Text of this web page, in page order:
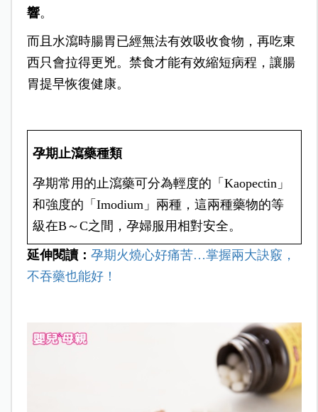
響。
而且水瀉時腸胃已經無法有效吸收食物，再吃東
西只會拉得更兇。禁食才能有效縮短病程，讓腸
胃提早恢復健康。
孕期止瀉藥種類
孕期常用的止瀉藥可分為輕度的「Kaopectin」
和強度的「Imodium」兩種，這兩種藥物的等
級在B～C之間，孕婦服用相對安全。
延伸閱讀： 孕期火燒心好痛苦…掌握兩大訣竅，
不吞藥也能好！